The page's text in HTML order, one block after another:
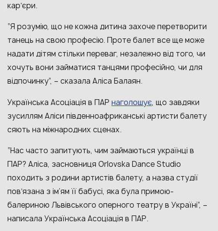
карʼєри.
“Я розумію, що не кожна дитина захоче перетворити
танець на свою професію. Проте балет все ще може
надати дітям стільки переваг, незалежно від того, чи
хочуть вони займатися танцями професійно, чи для
відпочинку”, – сказала Аліса Балаян.
Українська Асоціація в ПАР наголошує, що завдяки
зусиллям Аліси південноафриканські артисти балету
сяють на міжнародних сценах.
“Нас часто запитують, чим займаються українці в
ПАР? Аліса, засновниця Orlovska Dance Studio
походить з родини артистів балету, а назва студії
повʼязана з ім’ям її бабусі, яка була примою-
балериною Львівського оперного театру в Україні”, –
написала Українська Асоціація в ПАР.